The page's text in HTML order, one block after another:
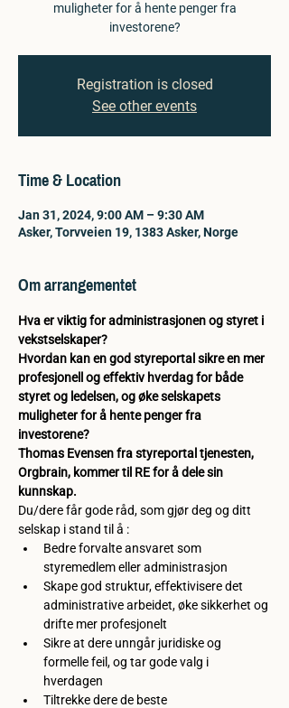
muligheter for å hente penger fra
investorene?
Registration is closed
See other events
Time & Location
Jan 31, 2024, 9:00 AM – 9:30 AM
Asker, Torvveien 19, 1383 Asker, Norge
Om arrangementet
Hva er viktig for administrasjonen og styret i
vekstselskaper?
Hvordan kan en god styreportal sikre en mer
profesjonell og effektiv hverdag for både
styret og ledelsen, og øke selskapets
muligheter for å hente penger fra
investorene?
Thomas Evensen fra styreportal tjenesten,
Orgbrain, kommer til RE for å dele sin
kunnskap.
Du/dere får gode råd, som gjør deg og ditt
selskap i stand til å :
Bedre forvalte ansvaret som
styremedlem eller administrasjon
Skape god struktur, effektivisere det
administrative arbeidet, øke sikkerhet og
drifte mer profesjonelt
Sikre at dere unngår juridiske og
formelle feil, og tar gode valg i
hverdagen
Tiltrekke dere de beste